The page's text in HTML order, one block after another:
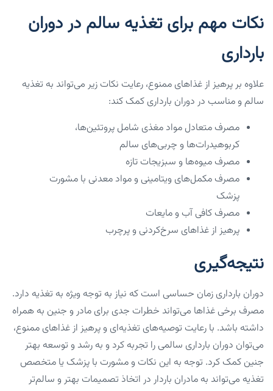
نکات مهم برای تغذیه سالم در دوران
بارداری
علاوه بر پرهیز از غذاهای ممنوع، رعایت نکات زیر می‌تواند به تغذیه
سالم و مناسب در دوران بارداری کمک کند:
مصرف متعادل مواد مغذی شامل پروتئین‌ها،
کربوهیدرات‌ها و چربی‌های سالم
مصرف میوه‌ها و سبزیجات تازه
مصرف مکمل‌های ویتامینی و مواد معدنی با مشورت
پزشک
مصرف کافی آب و مایعات
پرهیز از غذاهای سرخ‌کردنی و پرچرب
نتیجه‌گیری
دوران بارداری زمان حساسی است که نیاز به توجه ویژه به تغذیه دارد.
مصرف برخی غذاها می‌تواند خطرات جدی برای مادر و جنین به همراه
داشته باشد. با رعایت توصیه‌های تغذیه‌ای و پرهیز از غذاهای ممنوع،
می‌توان دوران بارداری سالمی را تجربه کرد و به رشد و توسعه بهتر
جنین کمک کرد. توجه به این نکات و مشورت با پزشک یا متخصص
تغذیه می‌تواند به مادران باردار در اتخاذ تصمیمات بهتر و سالم‌تر